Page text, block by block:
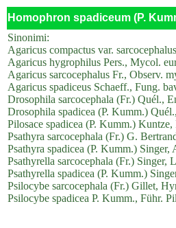
Homophron spadiceum (P.
Sinonimi:
Agaricus compactus var.
Agaricus hygrophilus Pers., Mycol.
Agaricus sarcocephalus Fr., Observ.
Agaricus spadiceus Schaeff., Fung.
Drosophila sarcocephala (Fr.) Quél.,
Drosophila spadicea (P. Kumm.)
Pilosace spadicea (P. Kumm.)
Psathyra sarcocephala (Fr.) G.
Psathyra spadicea (P. Kumm.)
Psathyrella sarcocephala (Fr.)
Psathyrella spadicea (P. Kumm.)
Psilocybe sarcocephala (Fr.) Gillet,
Psilocybe spadicea P. Kumm., Führ.